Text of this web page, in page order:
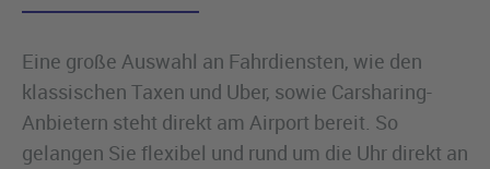
Eine große Auswahl an Fahrdiensten, wie den
klassischen Taxen und Uber, sowie Carsharing-
Anbietern steht direkt am Airport bereit. So
gelangen Sie flexibel und rund um die Uhr direkt an